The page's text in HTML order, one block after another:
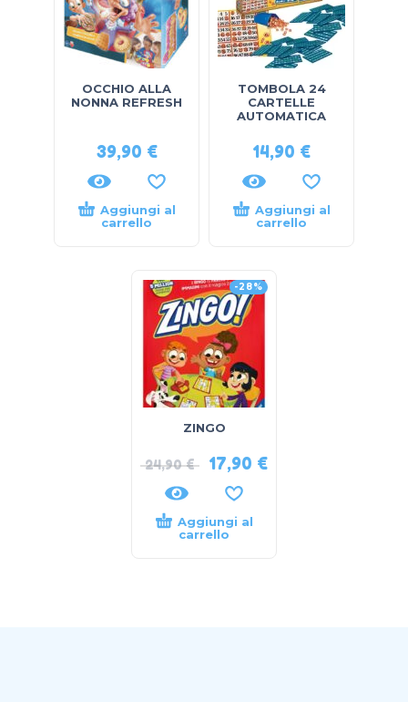
OCCHIO ALLA
NONNA REFRESH
39,90 €
Aggiungi al
carrello
TOMBOLA 24
CARTELLE
AUTOMATICA
14,90 €
Aggiungi al
carrello
-28%
ZINGO
24,90€ 17,90 €
Aggiungi al
carrello